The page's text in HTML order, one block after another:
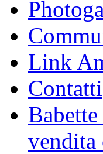
Link
Contatti